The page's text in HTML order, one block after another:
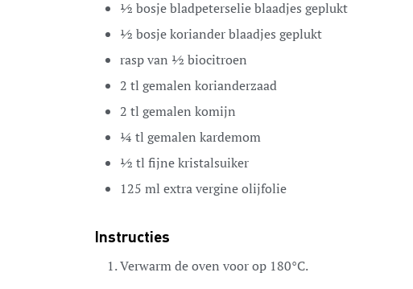
½ bosje bladpeterselieblaadjes geplukt
½ bosje korianderblaadjes geplukt
rasp van ½ biocitroen
2 tl gemalen korianderzaad
2 tl gemalen komijn
¼ tl gemalen kardemom
½ tl fijne kristalsuiker
125 ml extra vergine olijfolie
Instructies
Verwarm de oven voor op 180°C.